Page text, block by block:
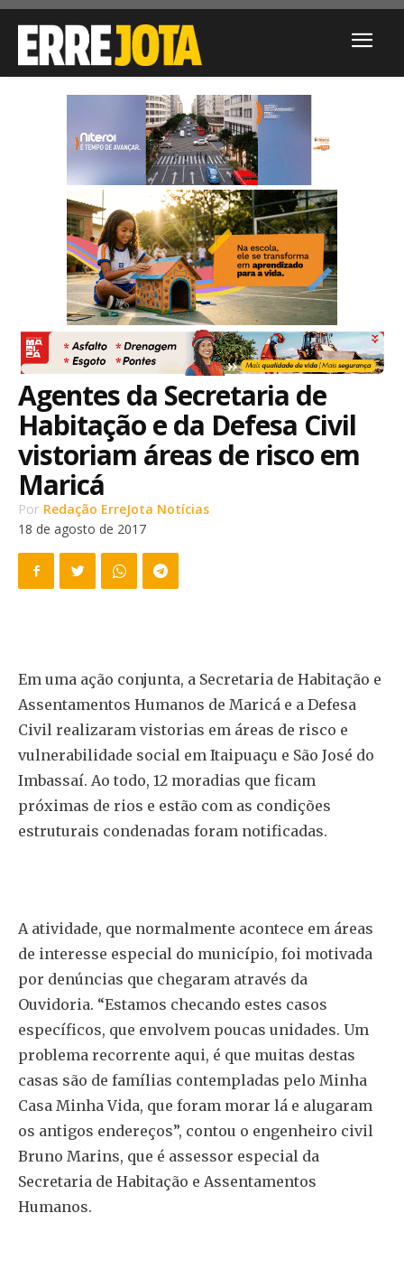
Agentes da Secretaria de
Habitação e da Defesa Civil
vistoriam áreas de risco em
Maricá
Por Redação ErreJota Notícias
18 de agosto de 2017
Em uma ação conjunta, a Secretaria de Habitação e
Assentamentos Humanos de Maricá e a Defesa
Civil realizaram vistorias em áreas de risco e
vulnerabilidade social em Itaipuaçu e São José do
Imbassaí. Ao todo, 12 moradias que ficam
próximas de rios e estão com as condições
estruturais condenadas foram notificadas.
A atividade, que normalmente acontece em áreas
de interesse especial do município, foi motivada
por denúncias que chegaram através da
Ouvidoria. “Estamos checando estes casos
específicos, que envolvem poucas unidades. Um
problema recorrente aqui, é que muitas destas
casas são de famílias contempladas pelo Minha
Casa Minha Vida, que foram morar lá e alugaram
os antigos endereços”, contou o engenheiro civil
Bruno Marins, que é assessor especial da
Secretaria de Habitação e Assentamentos
Humanos.